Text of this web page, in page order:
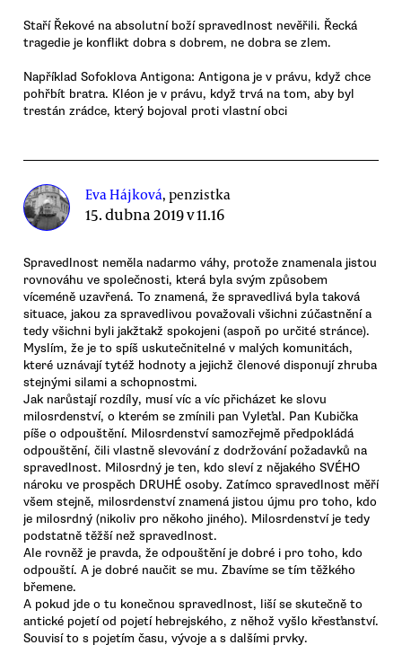
Staří Řekové na absolutní boží spravedlnost nevěřili. Řecká
tragedie je konflikt dobra s dobrem, ne dobra se zlem.
Například Sofoklova Antigona: Antigona je v právu, když chce
pohřbít bratra. Kléon je v právu, když trvá na tom, aby byl
trestán zrádce, který bojoval proti vlastní obci
Eva Hájková, penzistka
15. dubna 2019 v 11.16
Spravedlnost neměla nadarmo váhy, protože znamenala jistou
rovnováhu ve společnosti, která byla svým způsobem
víceméně uzavřená. To znamená, že spravedlivá byla taková
situace, jakou za spravedlivou považovali všichni zúčastnění a
tedy všichni byli jakžtakž spokojeni (aspoň po určité stránce).
Myslím, že je to spíš uskutečnitelné v malých komunitách,
které uznávají tytéž hodnoty a jejichž členové disponují zhruba
stejnými silami a schopnostmi.
Jak narůstají rozdíly, musí víc a víc přicházet ke slovu
milosrdenství, o kterém se zmínili pan Vyleťal. Pan Kubička
píše o odpouštění. Milosrdenství samozřejmě předpokládá
odpouštění, čili vlastně slevování z dodržování požadavků na
spravedlnost. Milosrdný je ten, kdo sleví z nějakého SVÉHO
nároku ve prospěch DRUHÉ osoby. Zatímco spravedlnost měří
všem stejně, milosrdenství znamená jistou újmu pro toho, kdo
je milosrdný (nikoliv pro někoho jiného). Milosrdenství je tedy
podstatně těžší než spravedlnost.
Ale rovněž je pravda, že odpouštění je dobré i pro toho, kdo
odpouští. A je dobré naučit se mu. Zbavíme se tím těžkého
břemene.
A pokud jde o tu konečnou spravedlnost, liší se skutečně to
antické pojetí od pojetí hebrejského, z něhož vyšlo křesťanství.
Souvisí to s pojetím času, vývoje a s dalšími prvky.